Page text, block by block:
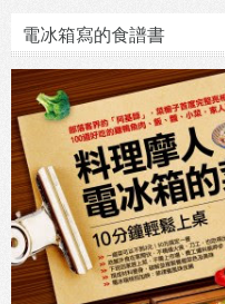
電冰箱寫的食譜書